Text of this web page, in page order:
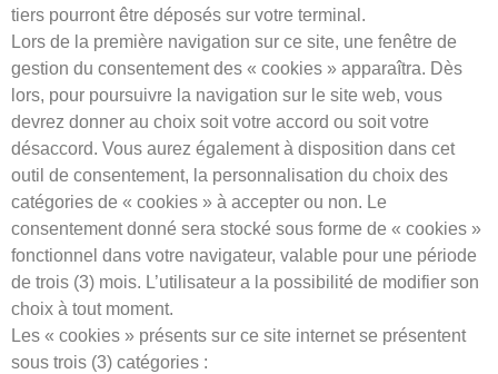
tiers pourront être déposés sur votre terminal.
Lors de la première navigation sur ce site, une fenêtre de
gestion du consentement des « cookies » apparaîtra. Dès
lors, pour poursuivre la navigation sur le site web, vous
devrez donner au choix soit votre accord ou soit votre
désaccord. Vous aurez également à disposition dans cet
outil de consentement, la personnalisation du choix des
catégories de « cookies » à accepter ou non. Le
consentement donné sera stocké sous forme de « cookies »
fonctionnel dans votre navigateur, valable pour une période
de trois (3) mois. L’utilisateur a la possibilité de modifier son
choix à tout moment.
Les « cookies » présents sur ce site internet se présentent
sous trois (3) catégories :